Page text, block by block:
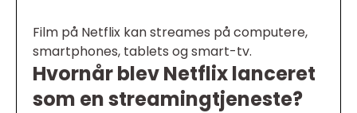
Film på Netflix kan streames på computere,
smartphones, tablets og smart-tv.
Hvornår blev Netflix lanceret
som en streamingtjeneste?